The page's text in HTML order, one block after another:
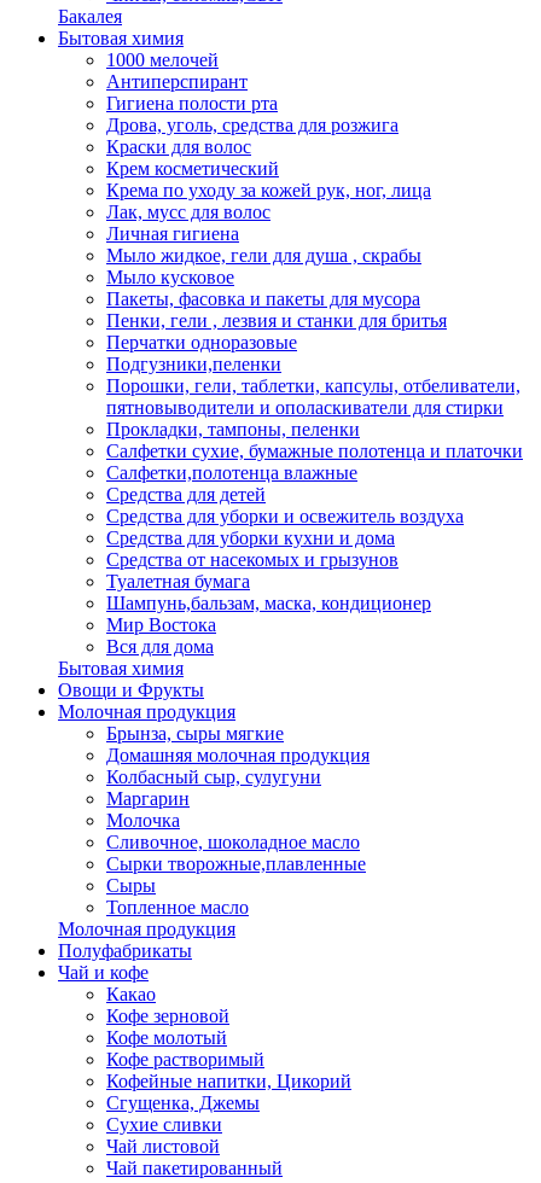
Бакалея
Бытовая химия
1000 мелочей
Антиперспирант
Гигиена полости рта
Дрова, уголь, средства для розжига
Краски для волос
Крем косметический
Крема по уходу за кожей рук, ног, лица
Лак, мусс для волос
Личная гигиена
Мыло жидкое, гели для душа , скрабы
Мыло кусковое
Пакеты, фасовка и пакеты для мусора
Пенки, гели , лезвия и станки для бритья
Перчатки одноразовые
Подгузники,пеленки
Порошки, гели, таблетки, капсулы, отбеливатели,
пятновыводители и ополаскиватели для стирки
Прокладки, тампоны, пеленки
Салфетки сухие, бумажные полотенца и платочки
Салфетки,полотенца влажные
Средства для детей
Средства для уборки и освежитель воздуха
Средства для уборки кухни и дома
Средства от насекомых и грызунов
Туалетная бумага
Шампунь,бальзам, маска, кондиционер
Мир Востока
Вся для дома
Бытовая химия
Овощи и Фрукты
Молочная продукция
Брынза, сыры мягкие
Домашняя молочная продукция
Колбасный сыр, сулугуни
Маргарин
Молочка
Сливочное, шоколадное масло
Сырки творожные,плавленные
Сыры
Топленное масло
Молочная продукция
Полуфабрикаты
Чай и кофе
Какао
Кофе зерновой
Кофе молотый
Кофе растворимый
Кофейные напитки, Цикорий
Сгущенка, Джемы
Сухие сливки
Чай листовой
Чай пакетированный